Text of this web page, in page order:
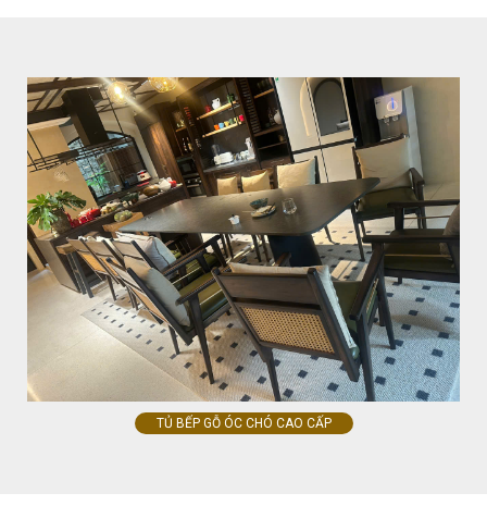
TỦ BẾP GỖ ÓC CHÓ CAO CẤP